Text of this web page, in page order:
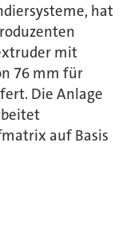
hat
mit
76 mm für
Die Anlage
auf Basis